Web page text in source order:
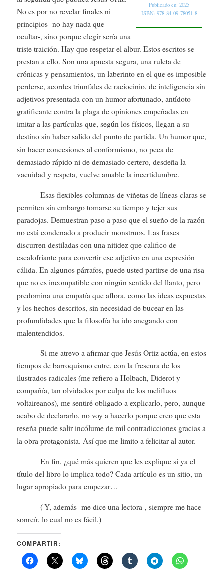
Publicado en: 2025
ISBN: 978-84-09-78051-8
No es por no revelar finales ni
principios -no hay nada que
ocultar-, sino porque elegir sería una
triste traición. Hay que respetar el albur. Estos escritos se
prestan a ello. Son una apuesta segura, una ruleta de
crónicas y pensamientos, un laberinto en el que es imposible
perderse, acordes triunfales de raciocinio, de inteligencia sin
adjetivos presentada con un humor afortunado, antídoto
gratificante contra la plaga de opiniones empeñadas en
imitar a las partículas que, según los físicos, llegan a su
destino sin haber salido del punto de partida. Un humor que,
sin hacer concesiones al conformismo, no peca de
demasiado rápido ni de demasiado certero, desdeña la
vacuidad y respeta, vuelve amable la incertidumbre.
Esas flexibles columnas de viñetas de líneas claras se
permiten sin embargo tomarse su tiempo y tejer sus
paradojas. Demuestran paso a paso que el sueño de la razón
no está condenado a producir monstruos. Las frases
discurren destiladas con una nitidez que califico de
escalofriante para convertir ese adjetivo en una expresión
cálida. En algunos párrafos, puede usted partirse de una risa
que no es incompatible con ningún sentido del llanto, pero
predomina una empatía que aflora, como las ideas expuestas
y los hechos descritos, sin necesidad de bucear en las
profundidades que la filosofía ha ido anegando con
malentendidos.
Si me atrevo a afirmar que Jesús Ortiz actúa, en estos
tiempos de barroquismo cutre, con la frescura de los
ilustrados radicales (me refiero a Holbach, Diderot y
compañía, tan olvidados por culpa de los melifluos
voltaireanos), me sentiré obligado a explicarlo, pero, aunque
acabo de declararlo, no voy a hacerlo porque creo que esta
reseña puede salir incólume de mil contradicciones gracias a
la obra protagonista. Así que me limito a felicitar al autor.
En fin, ¿qué más quieren que les explique si ya el
título del libro lo implica todo? Cada artículo es un sitio, un
lugar apropiado para empezar…
(-Y, además -me dice una lectora-, siempre me hace
sonreír, lo cual no es fácil.)
COMPARTIR: